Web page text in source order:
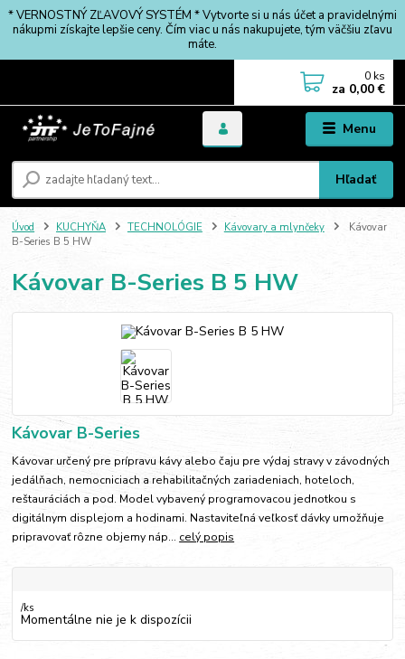
* VERNOSTNÝ ZĽAVOVÝ SYSTÉM * Vytvorte si u nás účet a pravidelnými
nákupmi získajte lepšie ceny. Čím viac u nás nakupujete, tým väčšiu zľavu
máte.
Menu
Hľadať
0 ks
za 0,00 €
Úvod KUCHYŇA TECHNOLÓGIE Kávovary a mlynčeky
Kávovar
B-Series B 5 HW
Kávovar B-Series B 5 HW
Kávovar B-Series
Kávovar určený pre prípravu kávy alebo čaju pre výdaj stravy v závodných
jedálňach, nemocniciach a rehabilitačných zariadeniach, hoteloch,
reštauráciách a pod. Model vybavený programovacou jednotkou s
digitálnym displejom a hodinami. Nastaviteľná veľkosť dávky umožňuje
pripravovať rôzne objemy náp... celý popis
/ks
Momentálne nie je k dispozícii